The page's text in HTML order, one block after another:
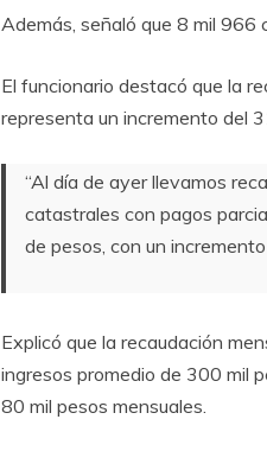
Además, señaló que 8 mil 966
El funcionario destacó que la
representa un incremento del
“Al día de ayer llevamos
catastrales con pagos
de pesos, con un
Explicó que la recaudación
ingresos promedio de 300 mil
80 mil pesos mensuales.